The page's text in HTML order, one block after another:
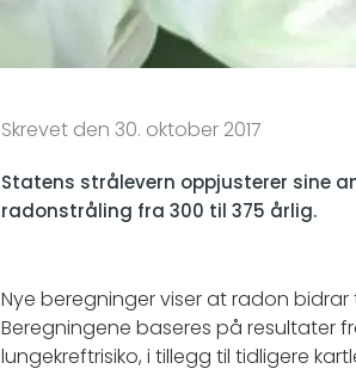
Skrevet den 30. oktober 2017
Statens strålevern oppjusterer sine
radonstråling fra 300 til 375 årlig.
Nye beregninger viser at radon bidrar
Beregningene baseres på resultater
lungekreftrisiko, i tillegg til tidligere